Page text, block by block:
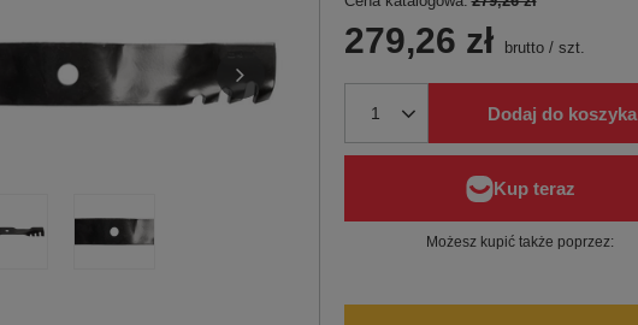
279,26 zł brutto/ szt.
Dodaj do koszyka
Możesz kupić także poprzez: